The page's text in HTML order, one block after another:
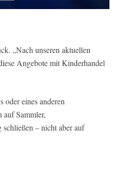
„Nach unseren aktuellen
Angebote mit Kinderhandel
oder eines anderen
auf Sammler,
– nicht aber auf